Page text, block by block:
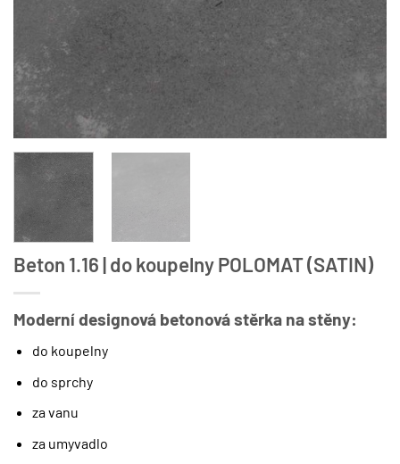
Beton 1.16 | do koupelny POLOMAT (SATIN)
Moderní designová betonová stěrka na stěny:
do koupelny
do sprchy
za vanu
za umyvadlo